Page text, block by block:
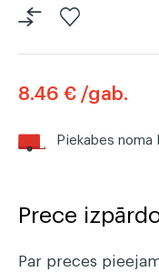
8.46 € /gab.
Piekabes noma
Prece
Par preces